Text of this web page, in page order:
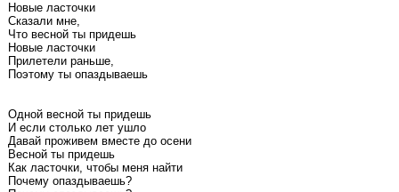
Новые ласточки
Сказали мне,
Что весной ты придешь
Новые ласточки
Прилетели раньше,
Поэтому ты опаздываешь
Одной весной ты придешь
И если столько лет ушло
Давай проживем вместе до осени
Весной ты придешь
Как ласточки, чтобы меня найти
Почему опаздываешь?